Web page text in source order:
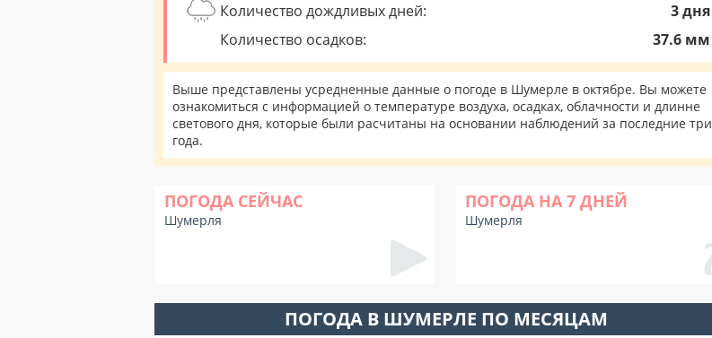
Количество дождливых дней:
3 дня
Количество осадков:
37.6 мм
Выше представлены усредненные данные о погоде в Шумерле в октябре. Вы можете
ознакомиться с информацией о температуре воздуха, осадках, облачности и длинне
светового дня, которые были расчитаны на основании наблюдений за последние три
года.
ПОГОДА СЕЙЧАС
Шумерля
ПОГОДА НА 7 ДНЕЙ
Шумерля
ПОГОДА В ШУМЕРЛЕ ПО МЕСЯЦАМ